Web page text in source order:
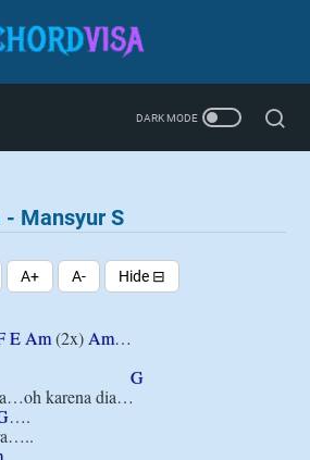
- Mansyur S
E Am (2x) Am…
G
karena dia…
….